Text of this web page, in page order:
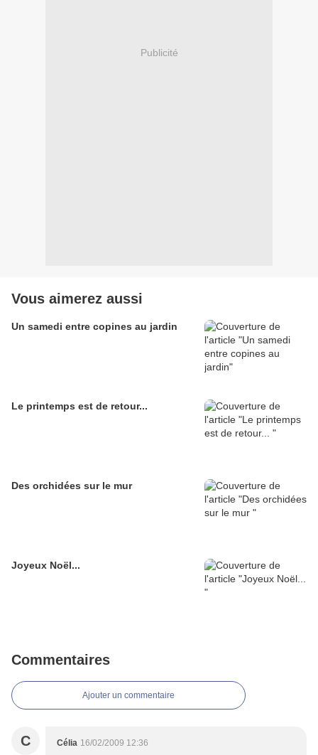
Publicité
Vous aimerez aussi
Un samedi entre copines au jardin
Le printemps est de retour...
Des orchidées sur le mur
Joyeux Noël...
Commentaires
Ajouter un commentaire
C Célia 16/02/2009 12:36